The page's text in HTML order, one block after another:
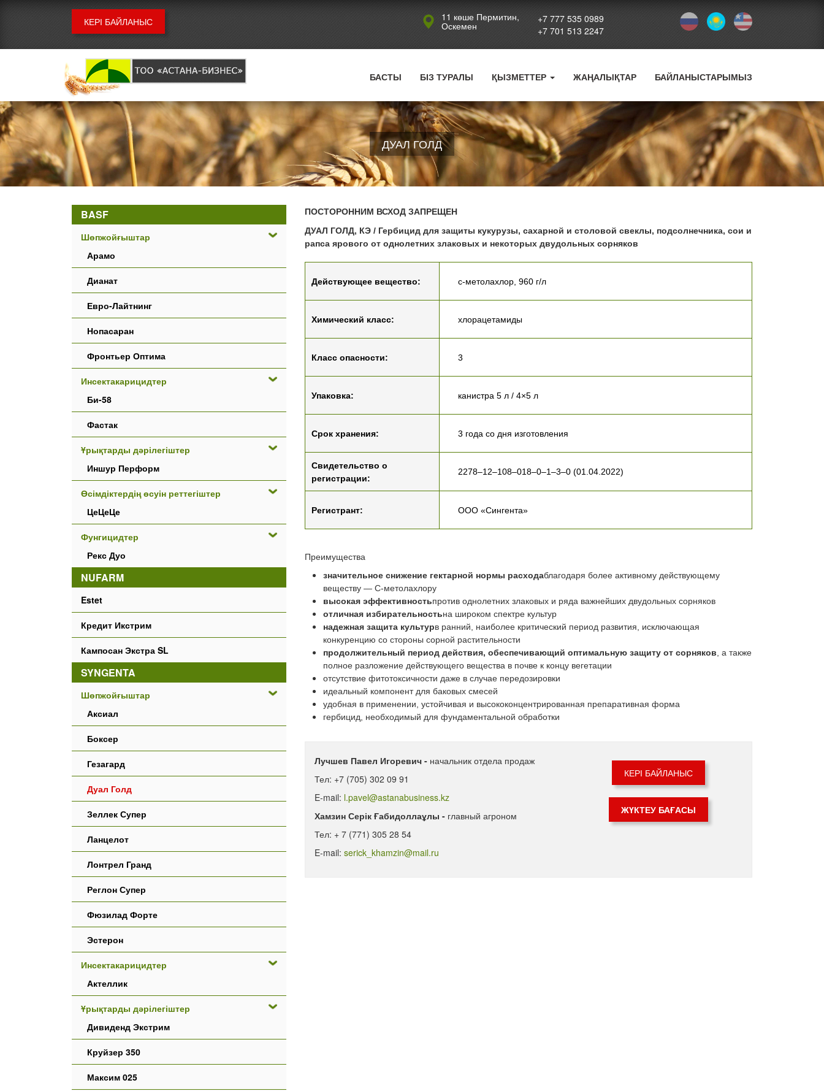
КЕРІ БАЙЛАНЫС
11 көше Пермитин,
Оскемен
+7 777 535 0989
+7 701 513 2247
БАСТЫ БІЗ ТУРАЛЫ ҚЫЗМЕТТЕР ЖАҢАЛЫҚТАР БАЙЛАНЫСТАРЫМЫЗ
ДУАЛ ГОЛД
BASF
Шөпжойғыштар
Арамо
Дианат
Евро-Лайтнинг
Нопасаран
Фронтьер Оптима
Инсектакарицидтер
Би-58
Фастак
Ұрықтарды дәрілегіштер
Иншур Перформ
Өсімдіктердің өсуін реттегіштер
ЦеЦеЦе
Фунгицидтер
Рекс Дуо
NUFARM
Estet
Кредит Икстрим
Кампосан Экстра SL
SYNGENTA
Шөпжойғыштар
Аксиал
Боксер
Гезагард
Дуал Голд
Зеллек Супер
Ланцелот
Лонтрел Гранд
Реглон Супер
Фюзилад Форте
Эстерон
Инсектакарицидтер
Актеллик
Ұрықтарды дәрілегіштер
Дивиденд Экстрим
Круйзер 350
Максим 025
ПОСТОРОННИМ ВСХОД ЗАПРЕЩЕН
ДУАЛ ГОЛД, КЭ / Гербицид для защиты кукурузы, сахарной и столовой свеклы, подсолнечника, сои и
рапса ярового от однолетних злаковых и некоторых двудольных сорняков
Действующее вещество: с-метолахлор, 960 г/л
Химический класс: хлорацетамиды
Класс опасности: 3
Упаковка: канистра 5 л / 4×5 л
Срок хранения: 3 года со дня изготовления
Свидетельство о
регистрации:
2278–12–108–018–0–1–3–0 (01.04.2022)
Регистрант: ООО «Сингента»
Преимущества
значительное снижение гектарной нормы расходаблагодаря более активному действующему
веществу — С-метолахлору
высокая эффективностьпротив однолетних злаковых и ряда важнейших двудольных сорняков
отличная избирательностьна широком спектре культур
надежная защита культурв ранний, наиболее критический период развития, исключающая
конкуренцию со стороны сорной растительности
продолжительный период действия, обеспечивающий оптимальную защиту от сорняков , а также
полное разложение действующего вещества в почве к концу вегетации
отсутствие фитотоксичности даже в случае передозировки
идеальный компонент для баковых смесей
удобная в применении, устойчивая и высококонцентрированная препаративная форма
гербицид, необходимый для фундаментальной обработки
Лучшев Павел Игоревич - начальник отдела продаж
Тел: +7 (705) 302 09 91
E-mail: l.pavel@astanabusiness.kz
Хамзин Серік Ғабидоллаұлы - главный агроном
Тел: + 7 (771) 305 28 54
E-mail: serick_khamzin@mail.ru
КЕРІ БАЙЛАНЫС
ЖҮКТЕУ БАҒАСЫ